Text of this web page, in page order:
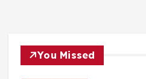
You Missed